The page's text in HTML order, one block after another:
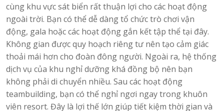
cùng khu vực sát biển rất thuận lợi cho các hoạt động
ngoài trời. Bạn có thể dễ dàng tổ chức trò chơi vận
động, gala hoặc các hoạt động gắn kết tập thể tại đây.
Không gian được quy hoạch riêng tư nên tạo cảm giác
thoải mái hơn cho đoàn đông người. Ngoài ra, hệ thống
dịch vụ của khu nghỉ dưỡng khá đồng bộ nên bạn
không phải di chuyển nhiều. Sau các hoạt động
teambuilding, bạn có thể nghỉ ngơi ngay trong khuôn
viên resort. Đây là lợi thế lớn giúp tiết kiệm thời gian và